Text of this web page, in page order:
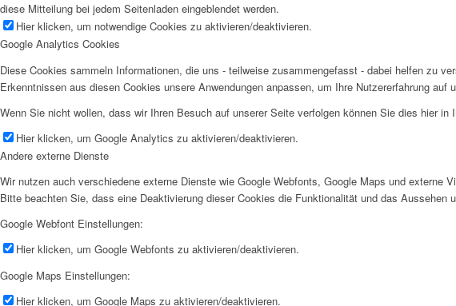
diese Mitteilung bei jedem Seitenladen eingeblendet werden.
Hier klicken, um notwendige Cookies zu aktivieren/deaktivieren.
Google Analytics Cookies
Diese Cookies sammeln Informationen, die uns - teilweise zusammengefasst - dabei helfen zu
Erkenntnissen aus diesen Cookies unsere Anwendungen anpassen, um Ihre Nutzererfahrung auf
Wenn Sie nicht wollen, dass wir Ihren Besuch auf unserer Seite verfolgen können Sie dies hier in
Hier klicken, um Google Analytics zu aktivieren/deaktivieren.
Andere externe Dienste
Wir nutzen auch verschiedene externe Dienste wie Google Webfonts, Google Maps und externe
Bitte beachten Sie, dass eine Deaktivierung dieser Cookies die Funktionalität und das
Google Webfont Einstellungen:
Hier klicken, um Google Webfonts zu aktivieren/deaktivieren.
Google Maps Einstellungen:
Hier klicken, um Google Maps zu aktivieren/deaktivieren.